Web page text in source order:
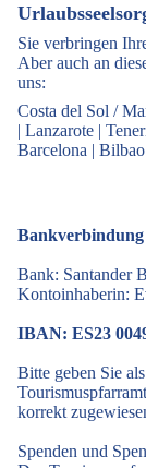
Sie verbringen
Aber auch an
uns:
Costa del Sol /
| Lanzarote |
Barcelona | Bilbao
Bankverbindung
Bank: Santander
Kontoinhaberin:
IBAN: ES23
Bitte geben Sie
korrekt
Spenden und